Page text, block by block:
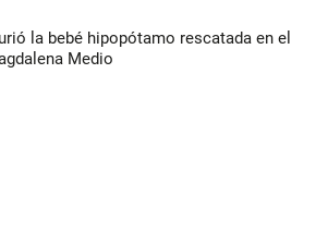
la bebé hipopótamo rescatada en el
Medio